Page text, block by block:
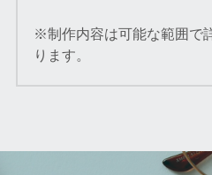
※制作内容は可能な範囲で
ります。